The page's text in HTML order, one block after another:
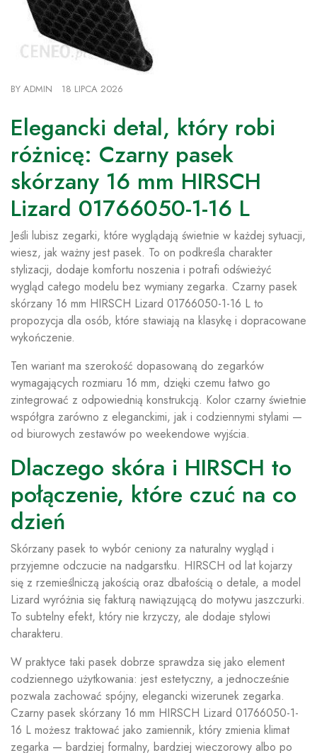
BY ADMIN 18 LIPCA 2026
Elegancki detal, który robi
różnicę: Czarny pasek
skórzany 16 mm HIRSCH
Lizard 01766050-1-16 L
Jeśli lubisz zegarki, które wyglądają świetnie w każdej sytuacji,
wiesz, jak ważny jest pasek. To on podkreśla charakter
stylizacji, dodaje komfortu noszenia i potrafi odświeżyć
wygląd całego modelu bez wymiany zegarka. Czarny pasek
skórzany 16 mm HIRSCH Lizard 01766050-1-16 L to
propozycja dla osób, które stawiają na klasykę i dopracowane
wykończenie.
Ten wariant ma szerokość dopasowaną do zegarków
wymagających rozmiaru 16 mm, dzięki czemu łatwo go
zintegrować z odpowiednią konstrukcją. Kolor czarny świetnie
współgra zarówno z eleganckimi, jak i codziennymi stylami —
od biurowych zestawów po weekendowe wyjścia.
Dlaczego skóra i HIRSCH to
połączenie, które czuć na co
dzień
Skórzany pasek to wybór ceniony za naturalny wygląd i
przyjemne odczucie na nadgarstku. HIRSCH od lat kojarzy
się z rzemieślniczą jakością oraz dbałością o detale, a model
Lizard wyróżnia się fakturą nawiązującą do motywu jaszczurki.
To subtelny efekt, który nie krzyczy, ale dodaje stylowi
charakteru.
W praktyce taki pasek dobrze sprawdza się jako element
codziennego użytkowania: jest estetyczny, a jednocześnie
pozwala zachować spójny, elegancki wizerunek zegarka.
Czarny pasek skórzany 16 mm HIRSCH Lizard 01766050-1-
16 L możesz traktować jako zamiennik, który zmienia klimat
zegarka — bardziej formalny, bardziej wieczorowy albo po